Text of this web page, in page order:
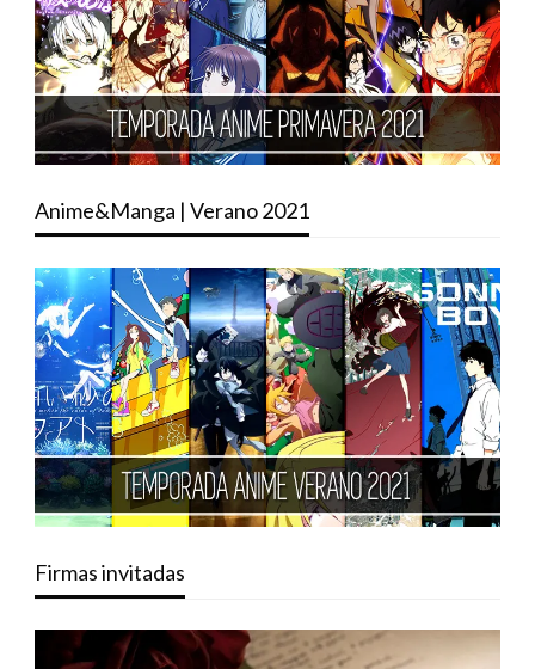
Anime&Manga | Verano 2021
Firmas invitadas